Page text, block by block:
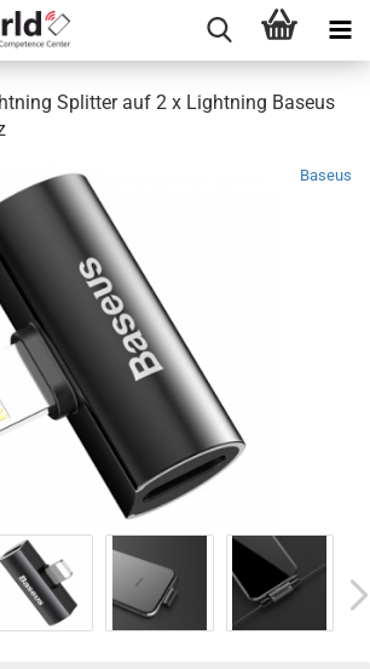
Splitter auf 2 x Lightning Baseus
Baseus